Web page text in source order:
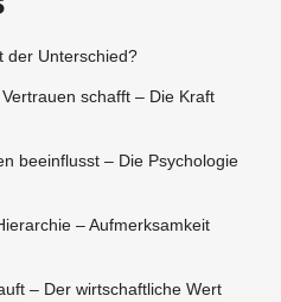
der Unterschied?
schafft – Die Kraft
beeinflusst – Die Psychologie
– Aufmerksamkeit
– Der wirtschaftliche Wert